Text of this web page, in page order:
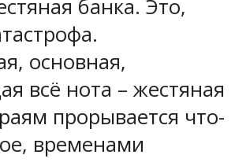
банка. Это,
основная,
всё нота – жестяная
прорывается что-
временами